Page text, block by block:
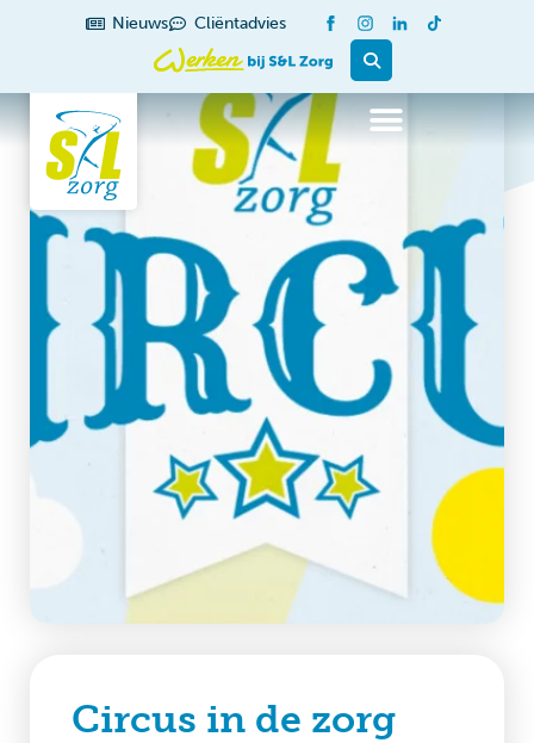
Nieuws Cliëntadvies
Circus in de zorg